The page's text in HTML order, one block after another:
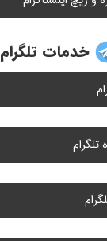
خدمات تلگرام